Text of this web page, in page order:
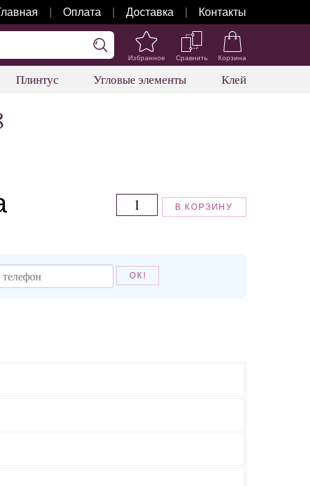
Оплата Доставка Контакты
Избранное Сравнить Корзина
Плинтус Угловые элементы Клей
В КОРЗИНУ
ОК!